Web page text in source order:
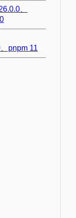
、
pnpm 11